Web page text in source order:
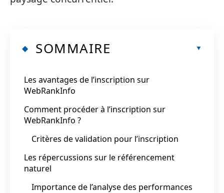
SOMMAIRE
Les avantages de l’inscription sur
WebRankInfo
Comment procéder à l’inscription sur
WebRankInfo ?
Critères de validation pour l’inscription
Les répercussions sur le référencement
naturel
Importance de l’analyse des performances